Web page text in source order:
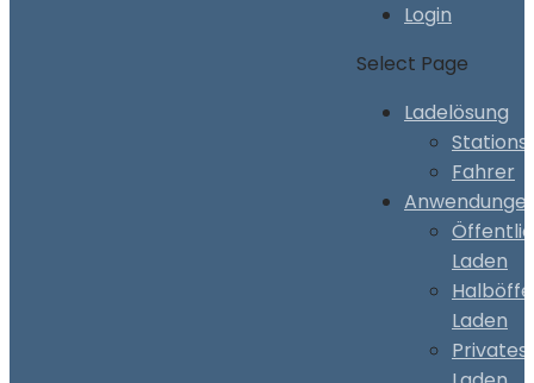
Login
Select Page
Ladelösung
Fahrer
Laden
Laden
Privates